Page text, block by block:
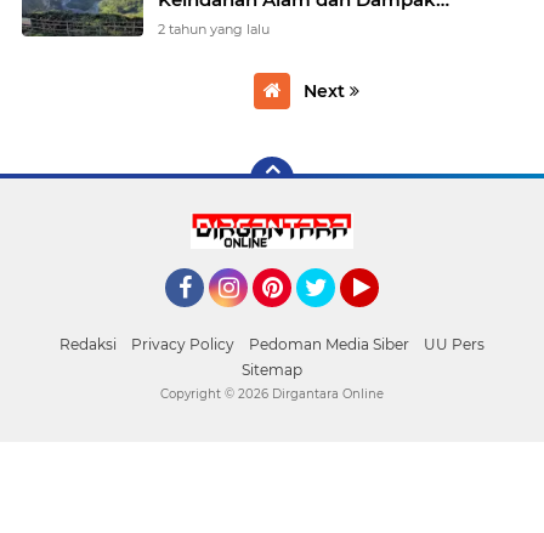
Ekonomi Positif
2 tahun yang lalu
Next
Redaksi Privacy Policy Pedoman Media Siber
UU Pers
Sitemap
Copyright © 2026 Dirgantara Online